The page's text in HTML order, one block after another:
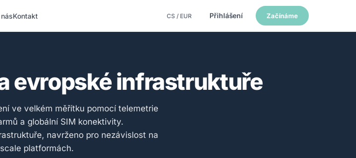
Kontakt CS / EUR Přihlášení Začínáme
evropské infrastruktuře
ve velkém měřítku pomocí telemetrie
a globální SIM konektivity.
navrženo pro nezávislost na
platformách.